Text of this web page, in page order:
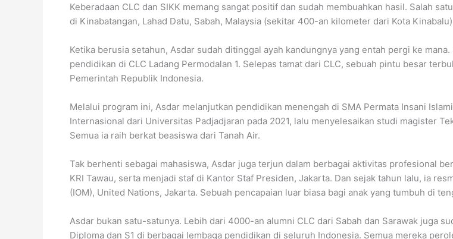
Keberadaan CLC dan SIKK memang sangat positif dan sudah membuahkan hasil. Salah
di Kinabatangan, Lahad Datu, Sabah, Malaysia (sekitar 400-an kilometer dari Kota
Ketika berusia setahun, Asdar sudah ditinggal ayah kandungnya yang entah pergi ke
pendidikan di CLC Ladang Permodalan 1. Selepas tamat dari CLC, sebuah pintu besar
Pemerintah Republik Indonesia.
Melalui program ini, Asdar melanjutkan pendidikan menengah di SMA Permata Insani
Internasional dari Universitas Padjadjaran pada 2021, lalu menyelesaikan studi magister
Semua ia raih berkat beasiswa dari Tanah Air.
Tak berhenti sebagai mahasiswa, Asdar juga terjun dalam berbagai aktivitas profesional
KRI Tawau, serta menjadi staf di Kantor Staf Presiden, Jakarta. Dan sejak tahun lalu, ia
(IOM), United Nations, Jakarta. Sebuah pencapaian luar biasa bagi anak yang tumbuh di
Asdar bukan satu-satunya. Lebih dari 4000-an alumni CLC dari Sabah dan Sarawak juga
Diploma dan S1 di berbagai lembaga pendidikan di seluruh Indonesia. Semua mereka